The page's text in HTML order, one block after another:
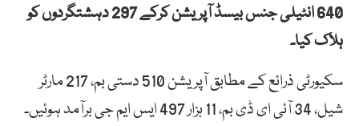
640 انٹیلی جنس بیسڈ آپریشن کرکے 297 دہشتگردوں کو
ہلاک کیا۔
سکیورٹی ذرائع کے مطابق آپریشن 510 دستی بم، 217 مارٹر
شیل، 34 آئی ای ڈی بم، 11 ہزار 497 ایس ایم جی برآمد ہوئیں۔